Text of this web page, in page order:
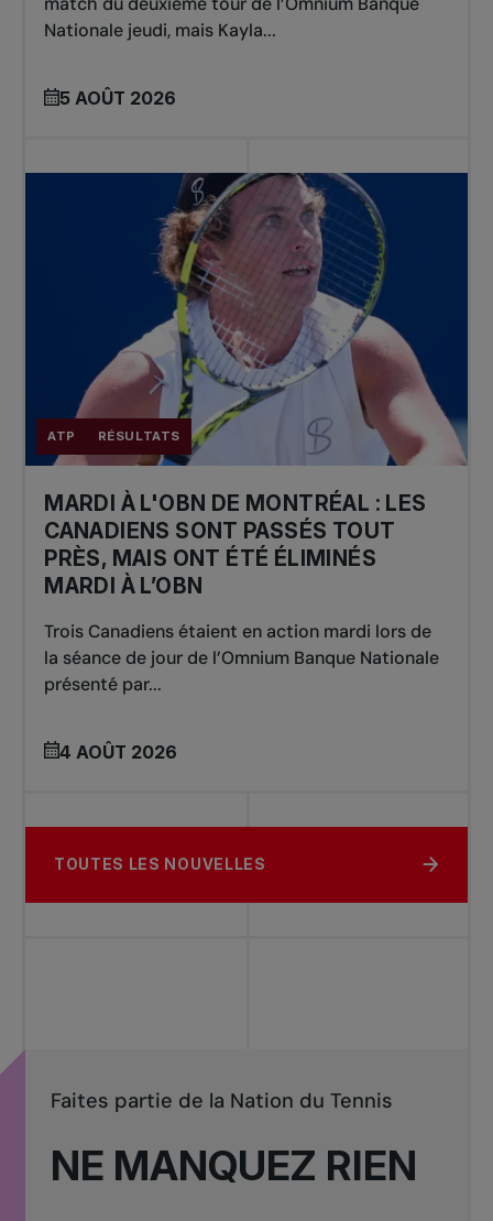
Nationale jeudi, mais Kayla...
5 AOÛT 2026
ATP RÉSULTATS
MARDI À L'OBN DE MONTRÉAL : LES
CANADIENS SONT PASSÉS TOUT
PRÈS, MAIS ONT ÉTÉ ÉLIMINÉS
MARDI À L’OBN
Trois Canadiens étaient en action mardi lors de
la séance de jour de l’Omnium Banque Nationale
présenté par...
4 AOÛT 2026
TOUTES LES NOUVELLES
NE MANQUEZ RIEN
Faites partie de la Nation du Tennis